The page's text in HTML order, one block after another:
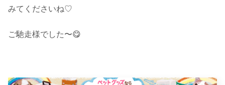
みてくださいね♡
ご馳走様でした〜😋